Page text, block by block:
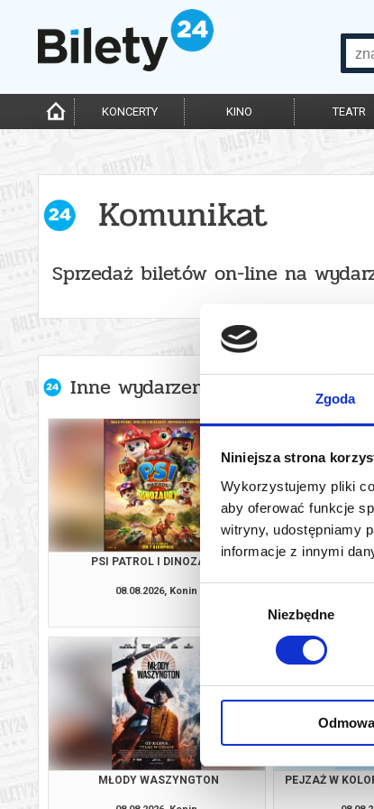
Zgoda
Niniejsza strona
Wykorzystujemy pliki
aby oferować funkcje
witryny, udostępniamy
informacje z innymi
Niezbędne
Odmowa
KONCERTY KINO TEATR
Komunikat
Sprzedaż biletów on-line na
Inne wydarzenia organizatora
PSI PATROL I DINOZAURY
08.08.2026, Konin
GÓRA
MŁODY WASZYNGTON PEJZAŻ W